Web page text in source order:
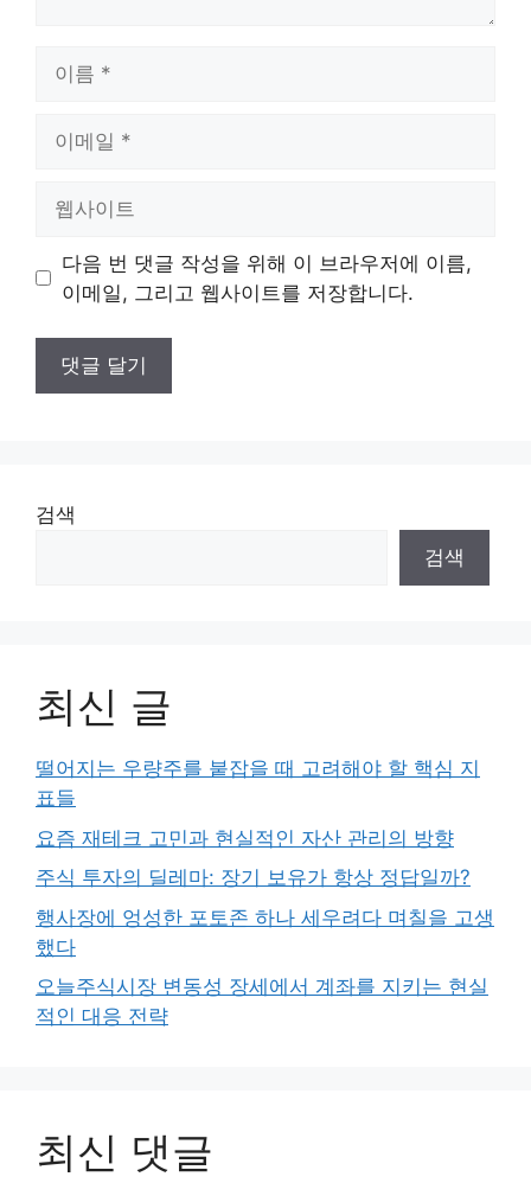
트
다음 번 댓글 작성을 위해 이 브라우저에 이름,
이메일, 그리고 웹사이트를 저장합니다.
검색
검색
최신 글
떨어지는 우량주를 붙잡을 때 고려해야 할 핵심 지
표들
요즘 재테크 고민과 현실적인 자산 관리의 방향
주식 투자의 딜레마: 장기 보유가 항상 정답일까?
행사장에 엉성한 포토존 하나 세우려다 며칠을 고생
했다
오늘주식시장 변동성 장세에서 계좌를 지키는 현실
적인 대응 전략
최신 댓글